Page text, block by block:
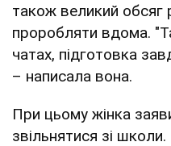
також великий обсяг
проробляти вдома.
чатах, підготовка
– написала вона.
При цьому жінка
звільнятися зі